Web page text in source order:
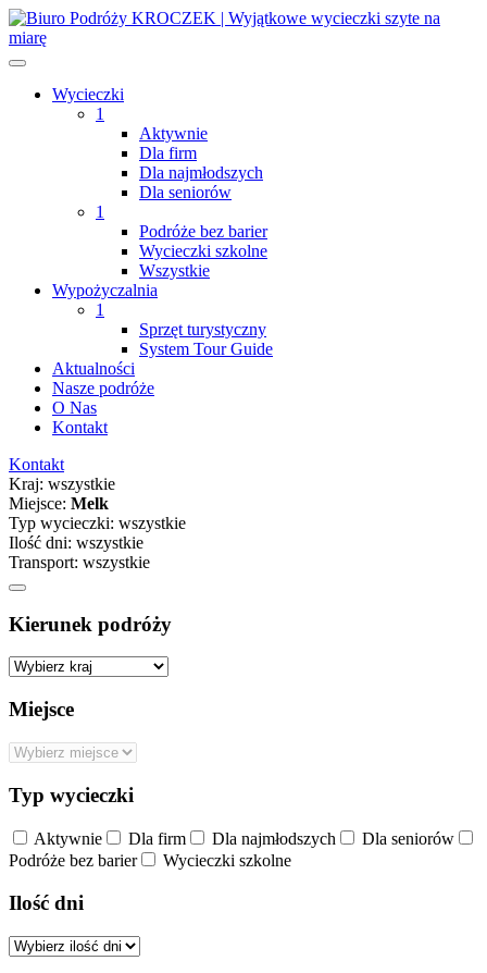
Wycieczki
1
Aktywnie
Dla firm
Dla najmłodszych
Dla seniorów
1
Podróże bez barier
Wycieczki szkolne
Wszystkie
Wypożyczalnia
1
Sprzęt turystyczny
System Tour Guide
Aktualności
Nasze podróże
O Nas
Kontakt
Kontakt
Kraj: wszystkie
Miejsce: Melk
Typ wycieczki: wszystkie
Ilość dni: wszystkie
Transport: wszystkie
Kierunek podróży
Miejsce
Typ wycieczki
Aktywnie Dla firm Dla najmłodszych
Dla seniorów
Podróże bez barier
Wycieczki szkolne
Ilość dni